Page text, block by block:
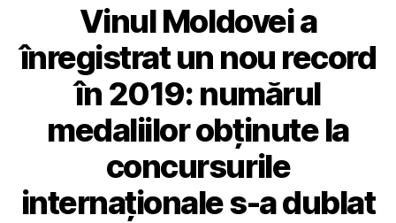
Vinul Moldovei a
înregistrat un nou record
în 2019: numărul
medaliilor obținute la
concursurile
internaționale s-a dublat